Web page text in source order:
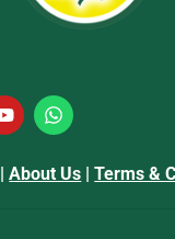
|About Us |Terms &